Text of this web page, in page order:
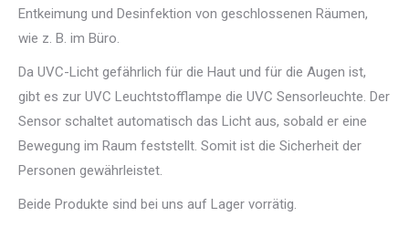
Entkeimung und Desinfektion von geschlossenen Räumen,
wie z. B. im Büro.
Da UVC-Licht gefährlich für die Haut und für die Augen ist,
gibt es zur UVC Leuchtstofflampe die UVC Sensorleuchte. Der
Sensor schaltet automatisch das Licht aus, sobald er eine
Bewegung im Raum feststellt. Somit ist die Sicherheit der
Personen gewährleistet.
Beide Produkte sind bei uns auf Lager vorrätig.